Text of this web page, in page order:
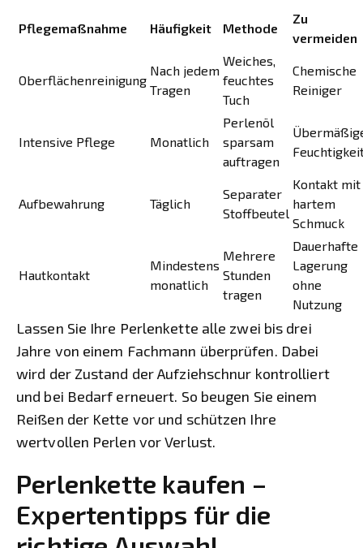
Pflegemaßnahme Häufigkeit Methode
Zu
vermeiden
Oberflächenreinigung
Nach jedem
Tragen
Weiches,
feuchtes
Tuch
Chemische
Reiniger
Intensive Pflege Monatlich
Perlenöl
sparsam
auftragen
Aufbewahrung Täglich
Separater
Stoffbeutel
Kontakt mit
hartem
Schmuck
Hautkontakt
Mindestens
monatlich
Mehrere
Stunden
tragen
Dauerhafte
Lagerung
ohne
Nutzung
Lassen Sie Ihre Perlenkette alle zwei bis drei
Jahre von einem Fachmann überprüfen. Dabei
wird der Zustand der Aufziehschnur kontrolliert
und bei Bedarf erneuert. So beugen Sie einem
Reißen der Kette vor und schützen Ihre
wertvollen Perlen vor Verlust.
Perlenkette kaufen –
Expertentipps für die